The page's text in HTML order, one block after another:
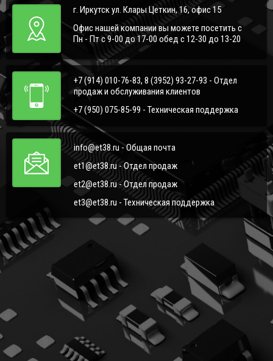
г. Иркутск ул. Клары Цеткин, 16, офис 15
Офис нашей компании вы можете посетить с
Пн - Пт с 9-00 до 17-00 обед с 12-30 до 13-20
+7 (914) 010-76-83, 8 (3952) 93-27-93 - Отдел
продаж и обслуживания клиентов
+7 (950) 075-85-99 - Техническая поддержка
info@et38.ru - Общая почта
et1@et38.ru - Отдел продаж
et2@et38.ru - Отдел продаж
et3@et38.ru - Техническая поддержка